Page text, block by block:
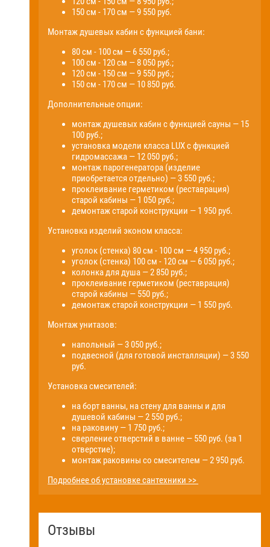
150 см - 170 см — 9 550 руб.
Монтаж душевых кабин с функцией бани:
80 см - 100 см — 6 550 руб.;
100 см - 120 см — 8 050 руб.;
120 см - 150 см — 9 550 руб.;
150 см - 170 см — 10 850 руб.
Дополнительные опции:
монтаж душевых кабин с функцией сауны — 15
100 руб.;
установка модели класса LUX с функцией
гидромассажа — 12 050 руб.;
монтаж парогенератора (изделие
приобретается отдельно) — 3 550 руб.;
проклеивание герметиком (реставрация)
старой кабины — 1 050 руб.;
демонтаж старой конструкции — 1 950 руб.
Установка изделий эконом класса:
уголок (стенка) 80 см - 100 см — 4 950 руб.;
уголок (стенка) 100 см - 120 см — 6 050 руб.;
колонка для душа — 2 850 руб.;
проклеивание герметиком (реставрация)
старой кабины — 550 руб.;
демонтаж старой конструкции — 1 550 руб.
Монтаж унитазов:
напольный — 3 050 руб.;
подвесной (для готовой инсталляции) — 3 550
руб.
Установка смесителей:
на борт ванны, на стену для ванны и для
душевой кабины — 2 550 руб.;
на раковину — 1 750 руб.;
сверление отверстий в ванне — 550 руб. (за 1
отверстие);
монтаж раковины со смесителем — 2 950 руб.
Подробнее об установке сантехники >>
Отзывы